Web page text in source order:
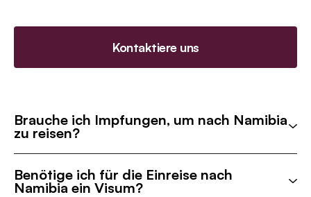
Kontaktiere uns
Brauche ich Impfungen, um nach Namibia
zu reisen?
Benötige ich für die Einreise nach
Namibia ein Visum?